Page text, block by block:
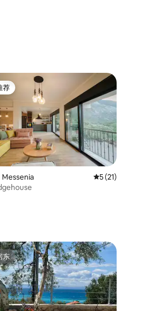
5 分），共 151 条评价
荐
荐
Messenia 平均评分 5 分（满
5 (21)
东
东